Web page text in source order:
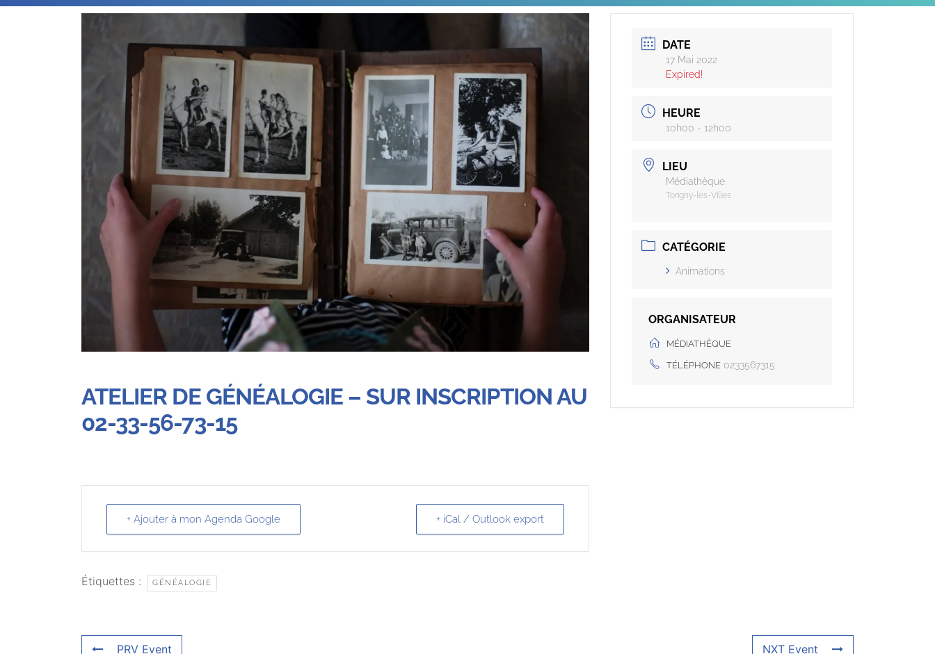
ATELIER DE GÉNÉALOGIE – SUR INSCRIPTION AU
02-33-56-73-15
+ Ajouter à mon Agenda Google + iCal / Outlook export
Étiquettes : GÉNÉALOGIE
DATE
17 Mai 2022
Expired!
HEURE
10h00 - 12h00
LIEU
Médiathèque
Torigny-les-Villes
CATÉGORIE
Animations
ORGANISATEUR
MÉDIATHÈQUE
TÉLÉPHONE 0233567315
PRV Event NXT Event